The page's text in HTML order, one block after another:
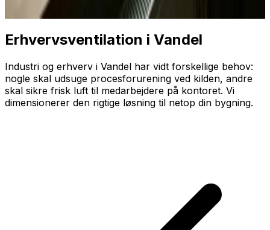
Erhvervsventilation i Vandel
Industri og erhverv i Vandel har vidt forskellige behov:
nogle skal udsuge proces­forurening ved kilden, andre
skal sikre frisk luft til medarbejdere på kontoret. Vi
dimensionerer den rigtige løsning til netop din bygning.